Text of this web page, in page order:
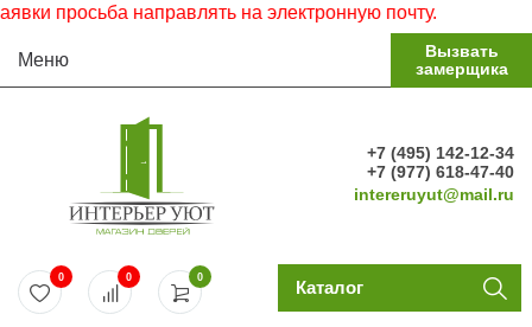
просьба направлять на электронную почту.
Меню
Вызвать
замерщика
+7 (495) 142-12-34
+7 (977) 618-47-40
intereruyut@mail.ru
0
0 0 Каталог